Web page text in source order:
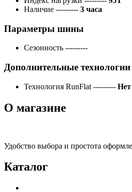
Наличие --------- 3 часа
Параметры шины
Сезонность ---------
Дополнительные технологии
Технология RunFlat --------- Нет
О магазине
Удобство выбора и простота
Каталог